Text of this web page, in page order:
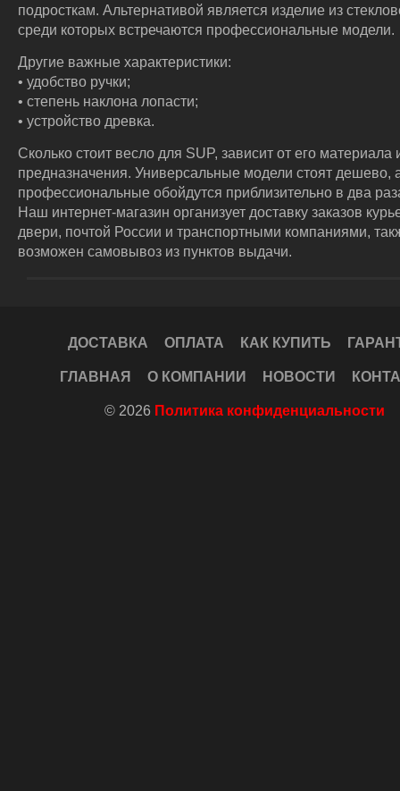
подросткам. Альтернативой является изделие из
среди которых встречаются профессиональные модели.
Другие важные характеристики:
• удобство ручки;
• степень наклона лопасти;
• устройство древка.
Сколько стоит весло для SUP, зависит от его материала
предназначения. Универсальные модели стоят дешево,
профессиональные обойдутся приблизительно в два
Наш интернет-магазин организует доставку заказов
двери, почтой России и транспортными компаниями,
возможен самовывоз из пунктов выдачи.
ДОСТАВКА ОПЛАТА КАК КУПИТЬ
ГЛАВНАЯ О КОМПАНИИ НОВОСТИ
© 2026 Политика конфиденциальности